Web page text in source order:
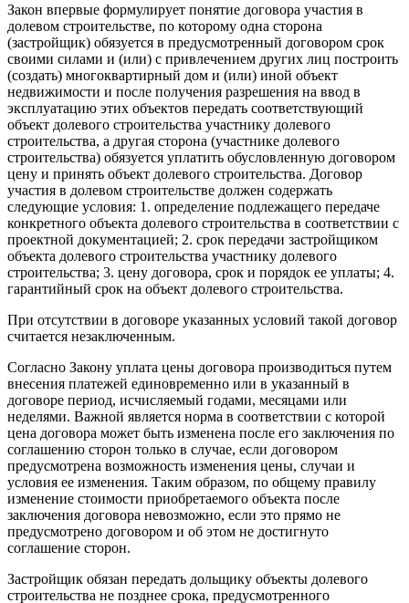
Закон впервые формулирует понятие договора участия в
долевом строительстве, по которому одна сторона
(застройщик) обязуется в предусмотренный договором срок
своими силами и (или) с привлечением других лиц построить
(создать) многоквартирный дом и (или) иной объект
недвижимости и после получения разрешения на ввод в
эксплуатацию этих объектов передать соответствующий
объект долевого строительства участнику долевого
строительства, а другая сторона (участнике долевого
строительства) обязуется уплатить обусловленную договором
цену и принять объект долевого строительства. Договор
участия в долевом строительстве должен содержать
следующие условия: 1. определение подлежащего передаче
конкретного объекта долевого строительства в соответствии с
проектной документацией; 2. срок передачи застройщиком
объекта долевого строительства участнику долевого
строительства; 3. цену договора, срок и порядок ее уплаты; 4.
гарантийный срок на объект долевого строительства.
При отсутствии в договоре указанных условий такой договор
считается незаключенным.
Согласно Закону уплата цены договора производиться путем
внесения платежей единовременно или в указанный в
договоре период, исчисляемый годами, месяцами или
неделями. Важной является норма в соответствии с которой
цена договора может быть изменена после его заключения по
соглашению сторон только в случае, если договором
предусмотрена возможность изменения цены, случаи и
условия ее изменения. Таким образом, по общему правилу
изменение стоимости приобретаемого объекта после
заключения договора невозможно, если это прямо не
предусмотрено договором и об этом не достигнуто
соглашение сторон.
Застройщик обязан передать дольщику объекты долевого
строительства не позднее срока, предусмотренного